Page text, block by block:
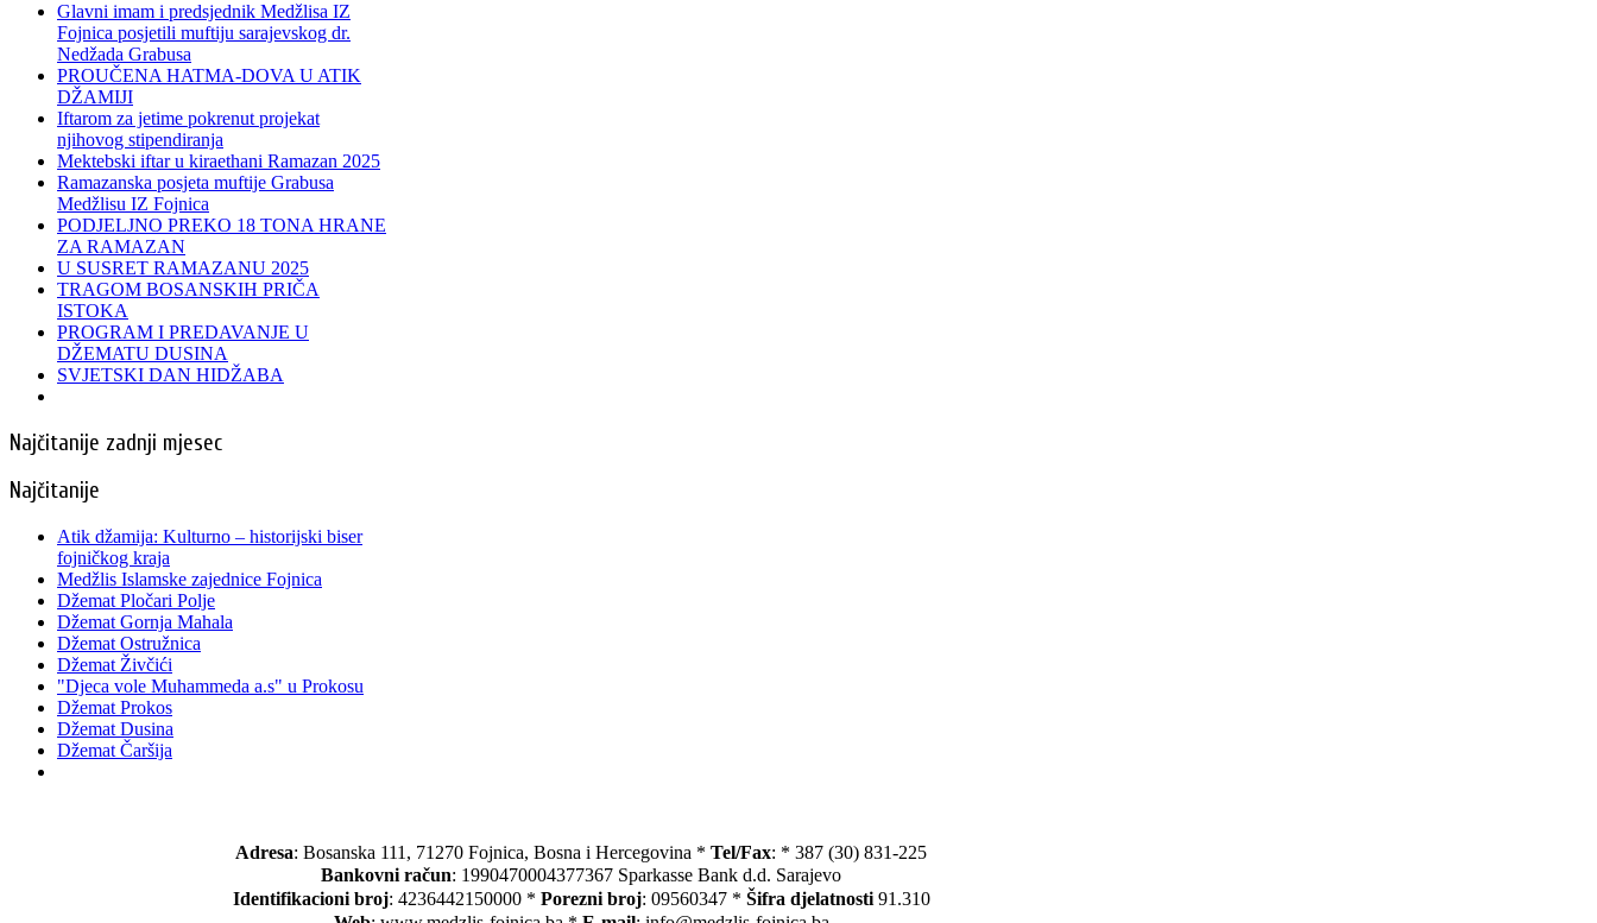
Glavni imam i predsjednik Medžlisa IZ
Fojnica posjetili muftiju sarajevskog dr.
Nedžada Grabusa
PROUČENA HATMA-DOVA U ATIK
DŽAMIJI
Iftarom za jetime pokrenut projekat
njihovog stipendiranja
Mektebski iftar u kiraethani Ramazan 2025
Ramazanska posjeta muftije Grabusa
Medžlisu IZ Fojnica
PODJELJNO PREKO 18 TONA HRANE
ZA RAMAZAN
U SUSRET RAMAZANU 2025
TRAGOM BOSANSKIH PRIČA
ISTOKA
PROGRAM I PREDAVANJE U
DŽEMATU DUSINA
SVJETSKI DAN HIDŽABA
Najčitanije zadnji mjesec
Najčitanije
Atik džamija: Kulturno – historijski biser
fojničkog kraja
Medžlis Islamske zajednice Fojnica
Džemat Pločari Polje
Džemat Gornja Mahala
Džemat Ostružnica
Džemat Živčići
"Djeca vole Muhammeda a.s" u Prokosu
Džemat Prokos
Džemat Dusina
Džemat Čaršija
Adresa: Bosanska 111, 71270 Fojnica, Bosna i Hercegovina * Tel/Fax: * 387 (30) 831-225
Bankovni račun: 1990470004377367 Sparkasse Bank d.d. Sarajevo
Identifikacioni broj: 4236442150000 * Porezni broj: 09560347 * Šifra djelatnosti91.310